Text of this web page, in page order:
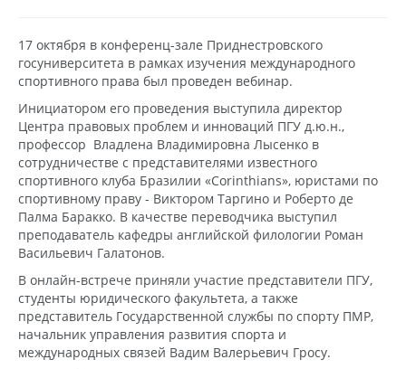
17 октября в конференц-зале Приднестровского
госуниверситета в рамках изучения международного
спортивного права был проведен вебинар.
Инициатором его проведения выступила директор
Центра правовых проблем и инноваций ПГУ д.ю.н.,
профессор Владлена Владимировна Лысенко в
сотрудничестве с представителями известного
спортивного клуба Бразилии «Сorinthians», юристами по
спортивному праву - Виктором Таргино и Роберто де
Палма Баракко. В качестве переводчика выступил
преподаватель кафедры английской филологии Роман
Васильевич Галатонов.
В онлайн-встрече приняли участие представители ПГУ,
студенты юридического факультета, а также
представитель Государственной службы по спорту ПМР,
начальник управления развития спорта и
международных связей Вадим Валерьевич Гросу.